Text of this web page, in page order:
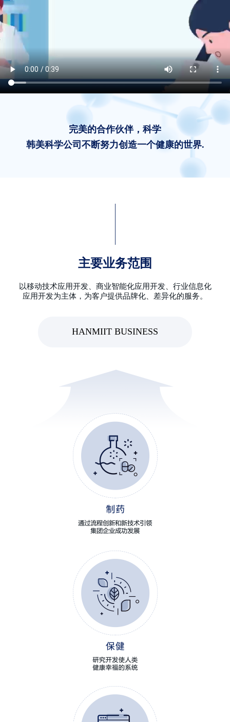
完美的合作伙伴，科学
韩美科学公司不断努力创造一个健康的世界.
主要业务范围
以移动技术应用开发、商业智能化应用开发、行业信息化
应用开发为主体，为客户提供品牌化、差异化的服务。
HANMIIT BUSINESS